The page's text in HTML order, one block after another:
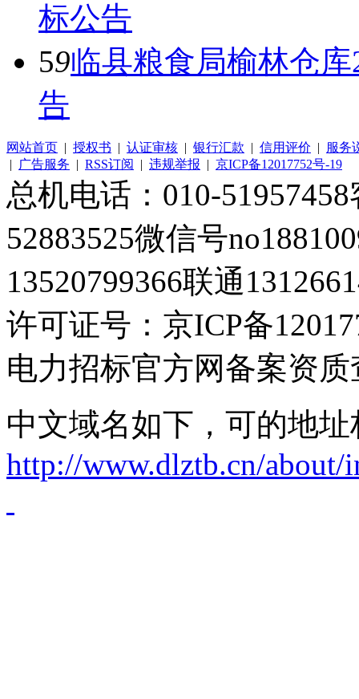
标公告
59临县粮食局榆林仓
告
网站首页 | 授权书 | 认证审核 | 银行汇款 | 信用评价 |
服务
|
广告服务 | RSS订阅 | 违规举报 | 京ICP备12017752号-19
总机电话：010-
52883525微信号
13520799366联通
许可证号：京ICP备
电力招标官方网备案资质
中文域名如下，可的地
http://www.dlztb.cn/about/